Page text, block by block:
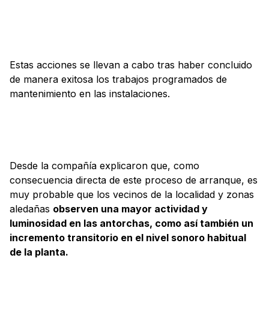
Estas acciones se llevan a cabo tras haber concluido
de manera exitosa los trabajos programados de
mantenimiento en las instalaciones.
Desde la compañía explicaron que, como
consecuencia directa de este proceso de arranque, es
muy probable que los vecinos de la localidad y zonas
aledañas observen una mayor actividad y
luminosidad en las antorchas, como así también un
incremento transitorio en el nivel sonoro habitual
de la planta.